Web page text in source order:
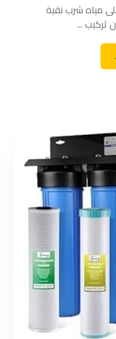
مياه شرب نقية
تركيب ...